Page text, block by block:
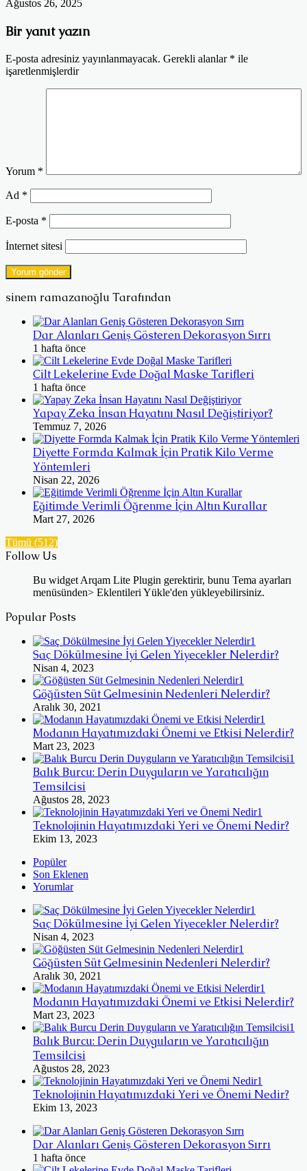
Ağustos 26, 2025
Bir yanıt yazın
E-posta adresiniz yayınlanmayacak. Gerekli alanlar * ile
işaretlenmişlerdir
Yorum *
Ad *
E-posta *
İnternet sitesi
sinem ramazanoğlu Tarafından
Dar Alanları Geniş Gösteren Dekorasyon Sırrı
1 hafta önce
Cilt Lekelerine Evde Doğal Maske Tarifleri
1 hafta önce
Yapay Zeka İnsan Hayatını Nasıl Değiştiriyor?
Temmuz 7, 2026
Diyette Formda Kalmak İçin Pratik Kilo Verme
Yöntemleri
Nisan 22, 2026
Eğitimde Verimli Öğrenme İçin Altın Kurallar
Mart 27, 2026
Tümü (512)
Follow Us
Bu widget Arqam Lite Plugin gerektirir, bunu Tema ayarları
menüsünden> Eklentileri Yükle'den yükleyebilirsiniz.
Popular Posts
Saç Dökülmesine İyi Gelen Yiyecekler Nelerdir?
Nisan 4, 2023
Göğüsten Süt Gelmesinin Nedenleri Nelerdir?
Aralık 30, 2021
Modanın Hayatımızdaki Önemi ve Etkisi Nelerdir?
Mart 23, 2023
Balık Burcu: Derin Duyguların ve Yaratıcılığın
Temsilcisi
Ağustos 28, 2023
Teknolojinin Hayatımızdaki Yeri ve Önemi Nedir?
Ekim 13, 2023
Popüler
Son Eklenen
Yorumlar
Saç Dökülmesine İyi Gelen Yiyecekler Nelerdir?
Nisan 4, 2023
Göğüsten Süt Gelmesinin Nedenleri Nelerdir?
Aralık 30, 2021
Modanın Hayatımızdaki Önemi ve Etkisi Nelerdir?
Mart 23, 2023
Balık Burcu: Derin Duyguların ve Yaratıcılığın
Temsilcisi
Ağustos 28, 2023
Teknolojinin Hayatımızdaki Yeri ve Önemi Nedir?
Ekim 13, 2023
Dar Alanları Geniş Gösteren Dekorasyon Sırrı
1 hafta önce